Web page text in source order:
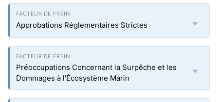
Approbations Réglementaires Strictes
Préoccupations Concernant la Surpêche et les
Dommages à l'Écosystème Marin